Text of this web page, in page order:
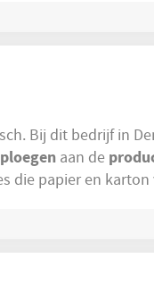
ploegenaan de